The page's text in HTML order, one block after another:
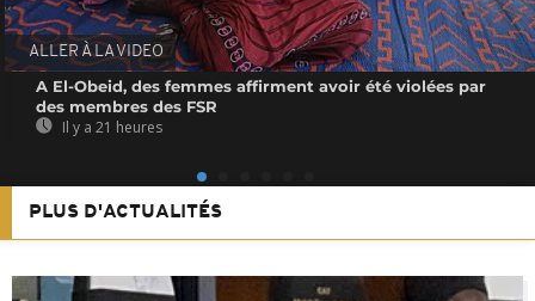
ALLER À LA VIDEO
A El-Obeid, des femmes affirment avoir été violées par
des membres des FSR
Il y a 21 heures
PLUS D'ACTUALITÉS